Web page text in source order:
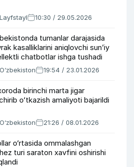
Layfstayl 10:30 / 29.05.2026
tumanlar darajasida
kasalliklarini aniqlovchi sun’iy
chatbotlar ishga tushadi
O‘zbekiston 19:54 / 23.01.2026
birinchi marta jigar
oʻtkazish amaliyoti bajarildi
O‘zbekiston 21:26 / 08.01.2026
o‘rtasida ommalashgan
turi saraton xavfini oshirishi